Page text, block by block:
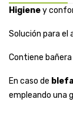
Higieney
Solución para el
Contiene
En caso de
empleando una